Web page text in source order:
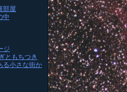
部屋
中
ジ
ともちつき
る小さな街か